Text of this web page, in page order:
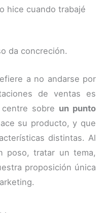
hice cuando trabajé
da concreción.
a no andarse por
de ventas es
sobre un punto
su producto, y que
distintas. Al
poso, tratar un tema,
proposición única